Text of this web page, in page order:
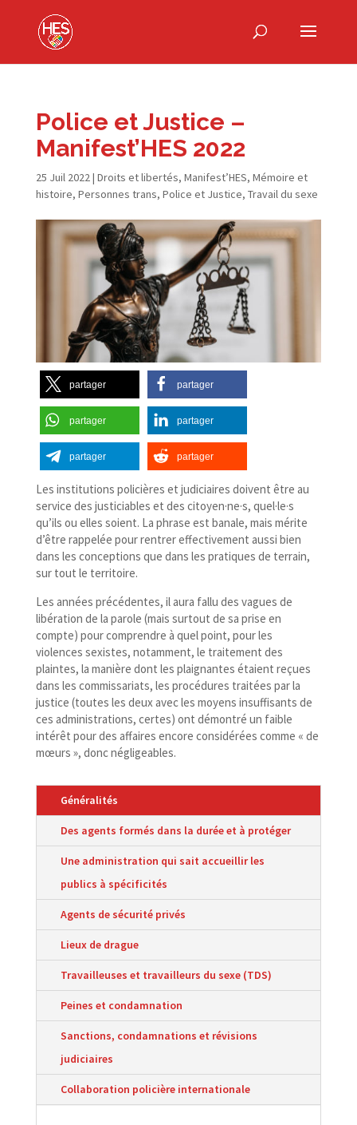
Police et Justice –
Manifest’HES 2022
25 Juil 2022| Droits et libertés, Manifest’HES, Mémoire et
histoire, Personnes trans, Police et Justice, Travail du sexe
partager partager
partager partager
partager partager
Les institutions policières et judiciaires doivent être au
service des justiciables et des citoyen·ne·s, quel·le·s
qu’ils ou elles soient. La phrase est banale, mais mérite
d’être rappelée pour rentrer effectivement aussi bien
dans les conceptions que dans les pratiques de terrain,
sur tout le territoire.
Les années précédentes, il aura fallu des vagues de
libération de la parole (mais surtout de sa prise en
compte) pour comprendre à quel point, pour les
violences sexistes, notamment, le traitement des
plaintes, la manière dont les plaignantes étaient reçues
dans les commissariats, les procédures traitées par la
justice (toutes les deux avec les moyens insuffisants de
ces administrations, certes) ont démontré un faible
intérêt pour des affaires encore considérées comme « de
mœurs », donc négligeables.
Généralités
Des agents formés dans la durée et à protéger
Une administration qui sait accueillir les
publics à spécificités
Agents de sécurité privés
Lieux de drague
Travailleuses et travailleurs du sexe (TDS)
Peines et condamnation
Sanctions, condamnations et révisions
judiciaires
Collaboration policière internationale